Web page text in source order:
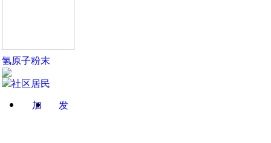
氢原子粉末
加
发